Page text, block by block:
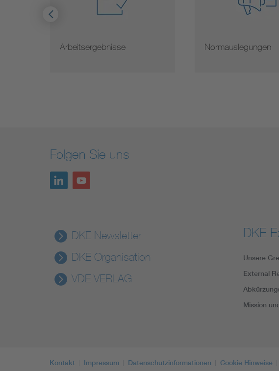
Arbeitsergebnisse Normauslegungen
Folgen Sie uns
DKE Newsletter
DKE Organisation
VDE VERLAG
DKE
Unsere
External
Mission
Kontakt Impressum Datenschutzinformationen Cookie Hinweise